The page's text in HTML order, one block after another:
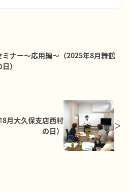
ミナー～応用編～（2025年8月舞鶴
）
月大久保支店西村
の日）